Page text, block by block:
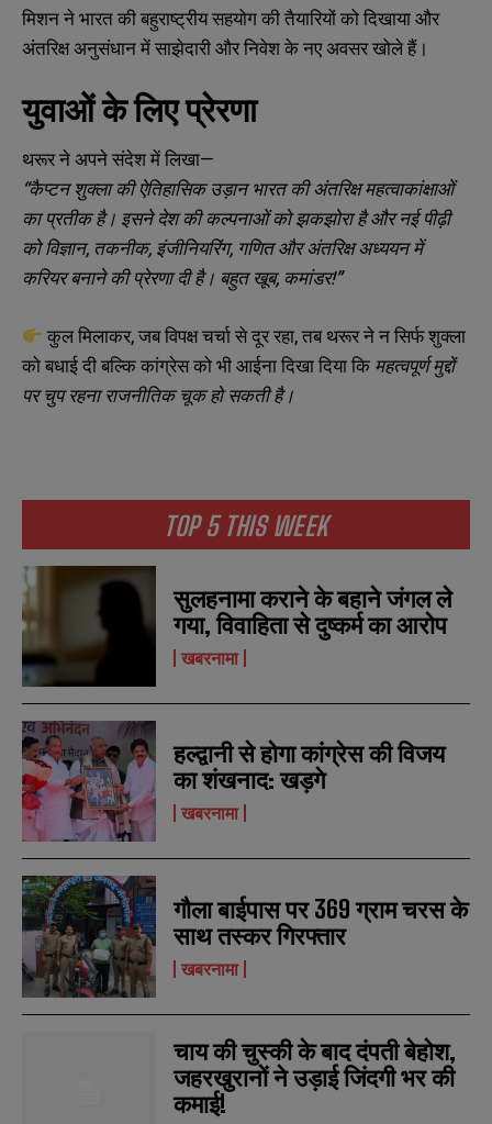
a
m
e
*
E
m
b
s
SUBMIT
a
m
e
*
E
m
b
s
SUBMIT
TOP 5 THIS WEEK
सुलहनामा कराने के बहाने जंगल ले
गया, विवाहिता से दुष्कर्म का आरोप
खबरनामा
हल्द्वानी से होगा कांग्रेस की विजय
का शंखनाद: खड़गे
खबरनामा
गौला बाईपास पर 369 ग्राम चरस के
साथ तस्कर गिरफ्तार
खबरनामा
चाय की चुस्की के बाद दंपती बेहोश,
जहरखुरानों ने उड़ाई जिंदगी भर की
कमाई!
मिशन ने भारत की बहुराष्ट्रीय सहयोग की तैयारियों को दिखाया और
अंतरिक्ष अनुसंधान में साझेदारी और निवेश के नए अवसर खोले हैं।
युवाओं के लिए प्रेरणा
थरूर ने अपने संदेश में लिखा—
“कैप्टन शुक्ला की ऐतिहासिक उड़ान भारत की अंतरिक्ष महत्वाकांक्षाओं
का प्रतीक है। इसने देश की कल्पनाओं को झकझोरा है और नई पीढ़ी
को विज्ञान, तकनीक, इंजीनियरिंग, गणित और अंतरिक्ष अध्ययन में
करियर बनाने की प्रेरणा दी है। बहुत खूब, कमांडर!”
कुल मिलाकर, जब विपक्ष चर्चा से दूर रहा, तब थरूर ने न सिर्फ शुक्ला
को बधाई दी बल्कि कांग्रेस को भी आईना दिखा दिया कि महत्वपूर्ण मुद्दों
पर चुप रहना राजनीतिक चूक हो सकती है।